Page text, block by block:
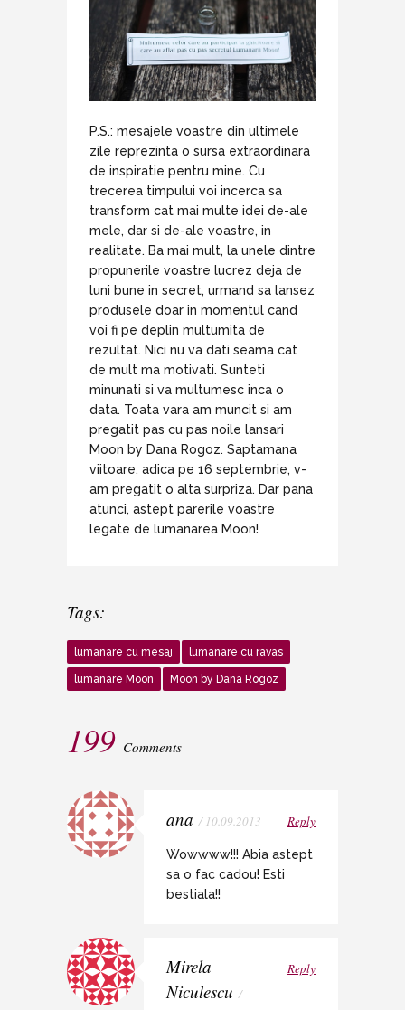
P.S.: mesajele voastre din ultimele
zile reprezinta o sursa extraordinara
de inspiratie pentru mine. Cu
trecerea timpului voi incerca sa
transform cat mai multe idei de-ale
mele, dar si de-ale voastre, in
realitate. Ba mai mult, la unele dintre
propunerile voastre lucrez deja de
luni bune in secret, urmand sa lansez
produsele doar in momentul cand
voi fi pe deplin multumita de
rezultat. Nici nu va dati seama cat
de mult ma motivati. Sunteti
minunati si va multumesc inca o
data. Toata vara am muncit si am
pregatit pas cu pas noile lansari
Moon by Dana Rogoz. Saptamana
viitoare, adica pe 16 septembrie, v-
am pregatit o alta surpriza. Dar pana
atunci, astept parerile voastre
legate de lumanarea Moon!
Tags:
lumanare cu mesaj lumanare cu ravas
lumanare Moon Moon by Dana Rogoz
199 Comments
ana / 10.09.2013 Reply
Wowwww!!! Abia astept
sa o fac cadou! Esti
bestiala!!
Mirela
Niculescu /
Reply